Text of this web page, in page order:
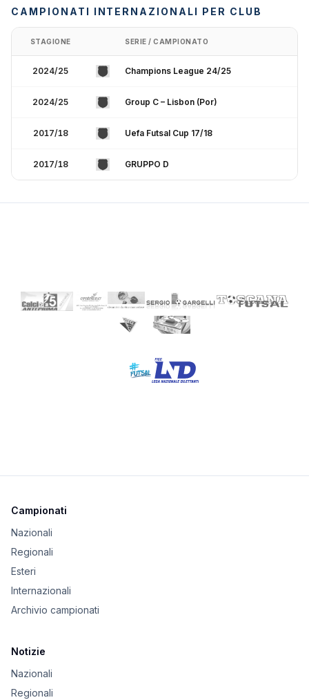
CAMPIONATI INTERNAZIONALI PER CLUB
STAGIONE SERIE / CAMPIONATO
2024/25 Champions League 24/25
2024/25 Group C – Lisbon (Por)
2017/18 Uefa Futsal Cup 17/18
2017/18 GRUPPO D
Campionati
Nazionali
Regionali
Esteri
Internazionali
Archivio campionati
Notizie
Nazionali
Regionali